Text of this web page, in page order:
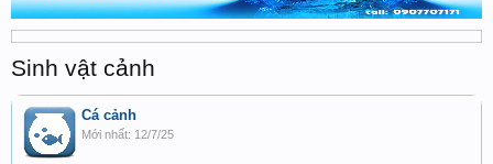
Sinh vật cảnh
Cá cảnh
12/7/25